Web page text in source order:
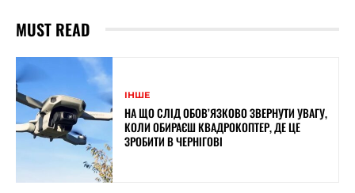
MUST READ
ІНШЕ
НА ЩО СЛІД ОБОВ’ЯЗКОВО ЗВЕРНУТИ УВАГУ,
КОЛИ ОБИРАЄШ КВАДРОКОПТЕР, ДЕ ЦЕ
ЗРОБИТИ В ЧЕРНІГОВІ